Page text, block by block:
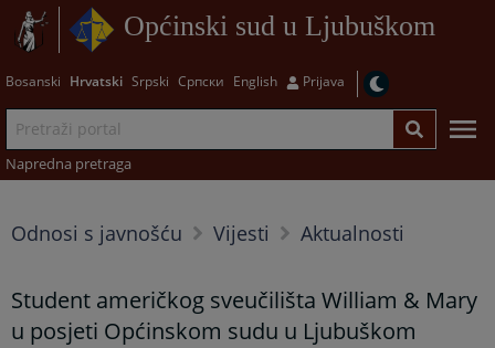
Općinski sud u Ljubuškom
Bosanski Hrvatski Srpski Српски English Prijava
Napredna pretraga
Odnosi s javnošću Vijesti Aktualnosti
Student američkog sveučilišta William & Mary
u posjeti Općinskom sudu u Ljubuškom